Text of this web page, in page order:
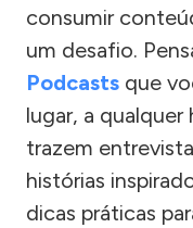
consumir
um desafio.
Podcasts que
lugar, a qualquer
trazem
histórias
dicas práticas